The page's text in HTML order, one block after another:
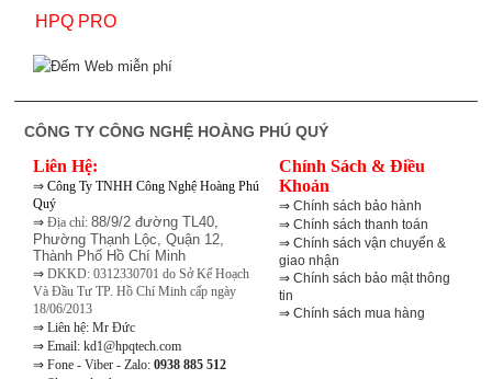
HPQ PRO
CÔNG TY CÔNG NGHỆ HOÀNG PHÚ QUÝ
Liên Hệ:
⇒ Công Ty TNHH Công Nghệ Hoàng Phú
Quý
⇒ Địa chỉ:88/9/2 đường TL40,
Phường Thạnh Lộc, Quận 12,
Thành Phố Hồ Chí Minh
⇒ DKKD: 0312330701 do Sở Kế Hoạch
Và Đầu Tư TP. Hồ Chí Minh cấp ngày
18/06/2013
⇒ Liên hệ: Mr Đức
⇒ Email: kd1@hpqtech.com
⇒ Fone - Viber - Zalo:0938 885 512
Chính Sách & Điều
Khoản
⇒ Chính sách bảo hành
⇒ Chính sách thanh toán
⇒ Chính sách vận chuyển &
giao nhận
⇒ Chính sách bảo mật thông
tin
⇒ Chính sách mua hàng